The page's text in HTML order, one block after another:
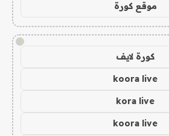
موقع كورة
!
كورة لايف
koora live
kora live
koora live